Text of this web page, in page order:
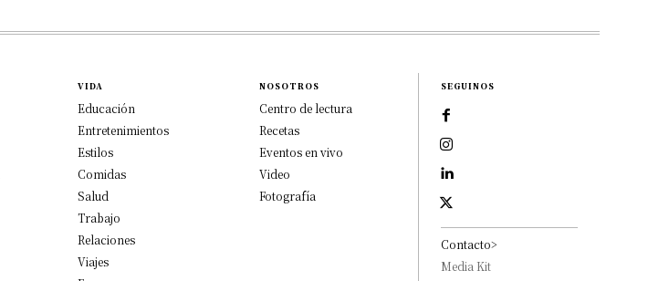
VIDA
Educación
Entretenimientos
Estilos
Comidas
Salud
Trabajo
Relaciones
Viajes
NOSOTROS
Centro de lectura
Recetas
Eventos en vivo
Video
Fotografía
SEGUINOS
Contacto>
Media Kit